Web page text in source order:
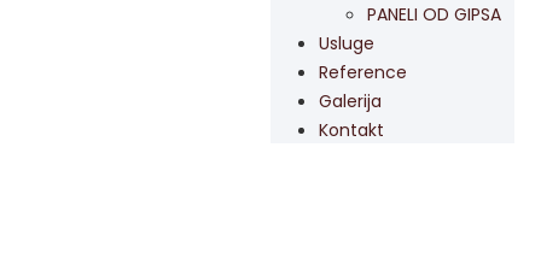
PANELI OD GIPSA
Usluge
Reference
Galerija
Kontakt